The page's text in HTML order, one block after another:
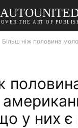
THE ART OF
Більш ніж половина
у них є